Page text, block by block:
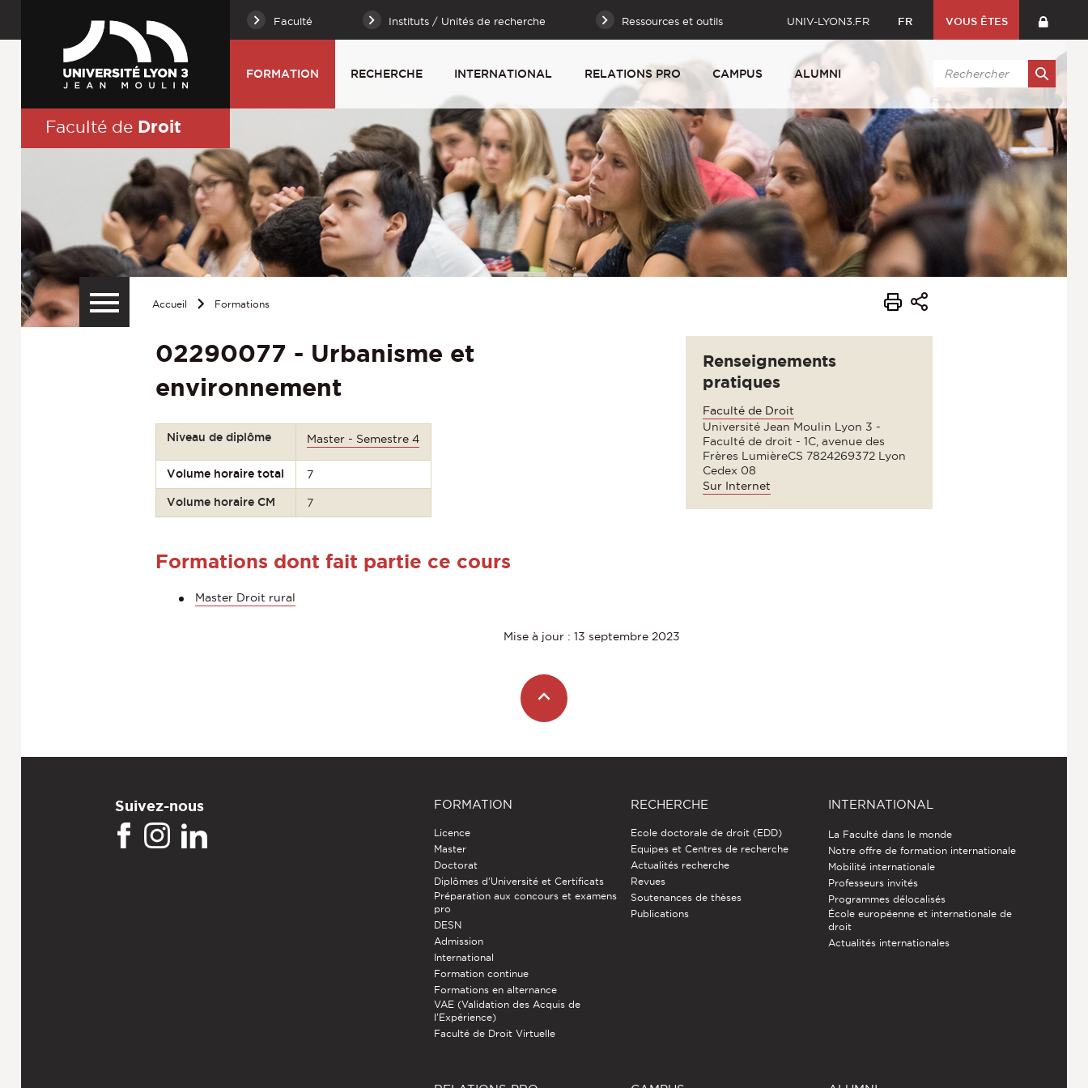
Faculté Instituts / Unités de recherche Ressources et outils UNIV-LYON3.FR FR VOUS ÊTES
FORMATION RECHERCHE INTERNATIONAL RELATIONS PRO CAMPUS ALUMNI
Faculté de Droit
Accueil Formations
02290077 - Urbanisme et
environnement
Niveau de diplôme Master - Semestre 4
Volume horaire total 7
Volume horaire CM 7
Formations dont fait partie ce cours
Master Droit rural
Renseignements
pratiques
Faculté de Droit
Université Jean Moulin Lyon 3 -
Faculté de droit - 1C, avenue des
Frères LumièreCS 7824269372 Lyon
Cedex 08
Sur Internet
Mise à jour : 13 septembre 2023
Suivez-nous FORMATION
Licence
Master
Doctorat
Diplômes d'Université et Certificats
Préparation aux concours et examens
pro
DESN
Admission
International
Formation continue
Formations en alternance
VAE (Validation des Acquis de
l'Expérience)
Faculté de Droit Virtuelle
RECHERCHE
Ecole doctorale de droit (EDD)
Equipes et Centres de recherche
Actualités recherche
Revues
Soutenances de thèses
Publications
INTERNATIONAL
La Faculté dans le monde
Notre offre de formation internationale
Mobilité internationale
Professeurs invités
Programmes délocalisés
École européenne et internationale de
droit
Actualités internationales